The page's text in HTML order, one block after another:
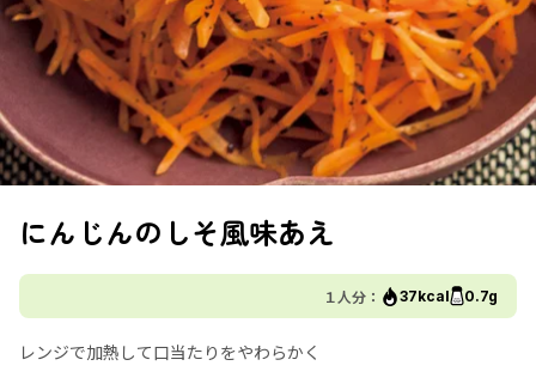
にんじんのしそ風味あえ
１人分： 37kcal 0.7g
レンジで加熱して口当たりをやわらかく